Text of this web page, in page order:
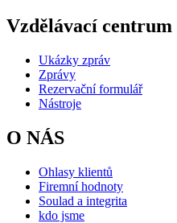
Vzdělávací centrum
Ukázky zpráv
Zprávy
Rezervační formulář
Nástroje
O NÁS
Ohlasy klientů
Firemní hodnoty
Soulad a integrita
kdo jsme